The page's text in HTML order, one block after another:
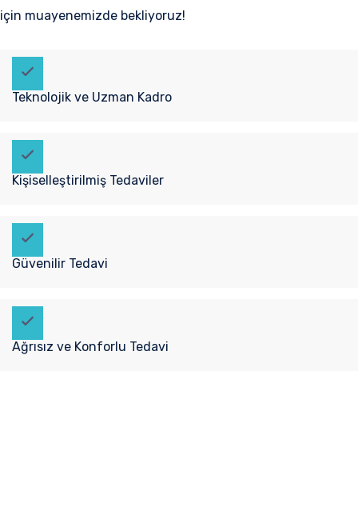
için muayenemizde bekliyoruz!
Teknolojik ve Uzman Kadro
Kişiselleştirilmiş Tedaviler
Güvenilir Tedavi
Ağrısız ve Konforlu Tedavi